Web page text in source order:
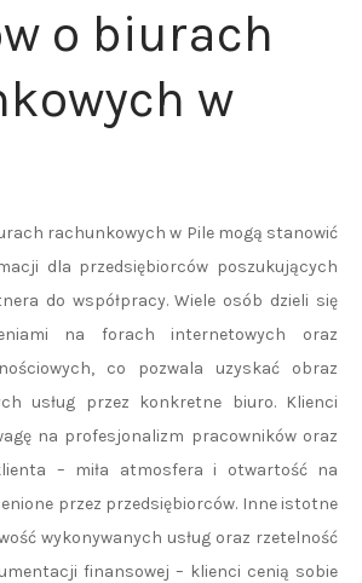
o biurach
w
rachunkowych w Pile mogą stanowić
dla przedsiębiorców poszukujących
do współpracy. Wiele osób dzieli się
na forach internetowych oraz
co pozwala uzyskać obraz
usług przez konkretne biuro. Klienci
na profesjonalizm pracowników oraz
– miła atmosfera i otwartość na
przez przedsiębiorców. Inne istotne
wykonywanych usług oraz rzetelność
finansowej – klienci cenią sobie